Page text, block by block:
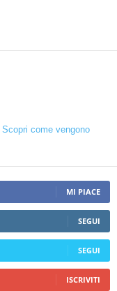
Scopri come vengono
MI PIACE
SEGUI
SEGUI
ISCRIVITI